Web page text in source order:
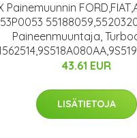
Painemuunnin
Paineenmuuntaja,
43.61 EUR
LISÄTIETOJA